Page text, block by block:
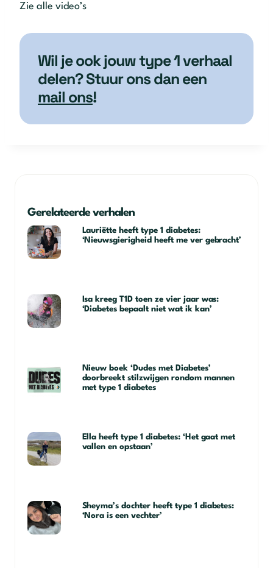
Zie alle video’s
Wil je ook jouw type 1 verhaal
delen? Stuur ons dan een
mail ons!
Gerelateerde verhalen
Lauriëtte heeft type 1 diabetes:
‘Nieuwsgierigheid heeft me ver gebracht’
Isa kreeg T1D toen ze vier jaar was:
‘Diabetes bepaalt niet wat ik kan’
Nieuw boek ‘Dudes met Diabetes’
doorbreekt stilzwijgen rondom mannen
met type 1 diabetes
Ella heeft type 1 diabetes: ‘Het gaat met
vallen en opstaan’
Sheyma’s dochter heeft type 1 diabetes:
‘Nora is een vechter’